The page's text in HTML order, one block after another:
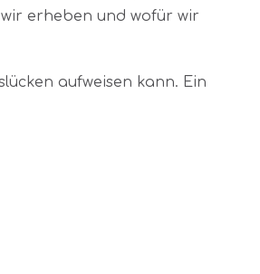
erheben und wofür wir
aufweisen kann. Ein